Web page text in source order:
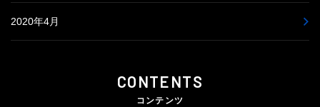
2020年4月
CONTENTS
コンテンツ